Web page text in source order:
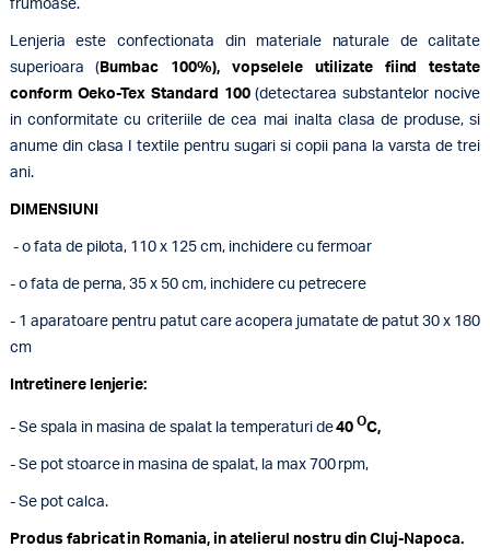
frumoase.
Lenjeria este confectionata din materiale naturale de calitate
superioara ( Bumbac 100%), vopselele utilizate fiind testate
conform Oeko-Tex Standard 100(detectarea substantelor nocive
in conformitate cu criteriile de cea mai inalta clasa de produse, si
anume din clasa I textile pentru sugari si copii pana la varsta de trei
ani.
DIMENSIUNI
- o fata de pilota, 110 x 125 cm, inchidere cu fermoar
- o fata de perna, 35 x 50 cm, inchidere cu petrecere
- 1 aparatoare pentru patut care acopera jumatate de patut 30 x 180
cm
Intretinere lenjerie:
- Se spala in masina de spalat la temperaturi de40OC,
- Se pot stoarce in masina de spalat, la max 700 rpm,
- Se pot calca.
Produs fabricat in Romania, in atelierul nostru din Cluj-Napoca.